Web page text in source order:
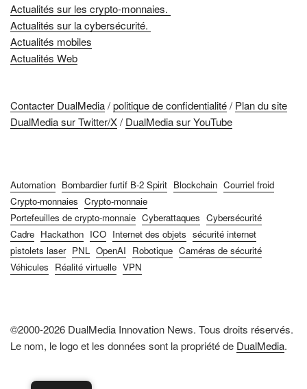
Actualités sur les crypto-monnaies.
Actualités sur la cybersécurité.
Actualités mobiles
Actualités Web
Contacter DualMedia/politique de confidentialité/ Plan du site
DualMedia sur Twitter/X/ DualMedia sur YouTube
Automation Bombardier furtif B-2 Spirit Blockchain Courriel froid
Crypto-monnaies Crypto-monnaie
Portefeuilles de crypto-monnaie Cyberattaques Cybersécurité
Cadre Hackathon ICO Internet des objets sécurité internet
pistolets laser PNL OpenAI Robotique Caméras de sécurité
Véhicules Réalité virtuelle VPN
©2000-2026 DualMedia Innovation News. Tous droits réservés.
Le nom, le logo et les données sont la propriété de DualMedia.